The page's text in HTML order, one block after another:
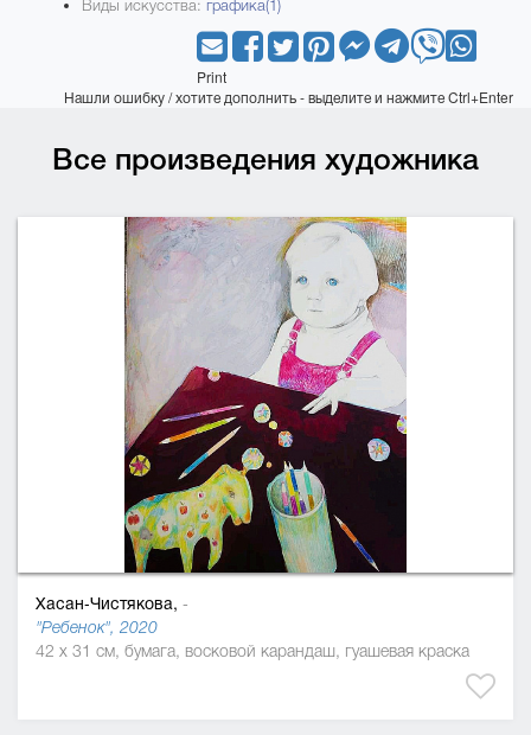
Виды искусства: графика(1)
Print
Нашли ошибку / хотите дополнить - выделите и нажмите Ctrl+Enter
Все произведения художника
Хасан-Чистякова, -
"Ребенок", 2020
42 x 31 см, бумага, восковой карандаш, гуашевая краска